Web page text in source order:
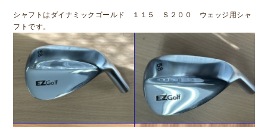
シャフトはダイナミックゴールド １１５ Ｓ２００ ウェッジ用シャ
フトです。